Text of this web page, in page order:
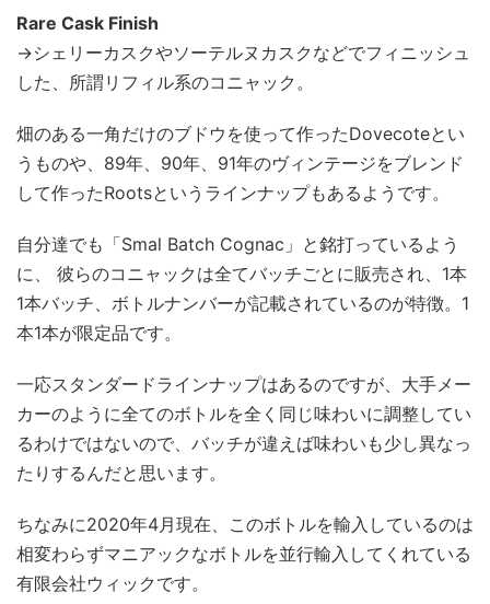
Rare Cask Finish
→シェリーカスクやソーテルヌカスクなどでフィニッシュ
した、所謂リフィル系のコニャック。
畑のある一角だけのブドウを使って作ったDovecoteとい
うものや、89年、90年、91年のヴィンテージをブレンド
して作ったRootsというラインナップもあるようです。
自分達でも「Smal Batch Cognac」と銘打っているよう
に、 彼らのコニャックは全てバッチごとに販売され、1本
1本バッチ、ボトルナンバーが記載されているのが特徴。1
本1本が限定品です。
一応スタンダードラインナップはあるのですが、大手メー
カーのように全てのボトルを全く同じ味わいに調整してい
るわけではないので、バッチが違えば味わいも少し異なっ
たりするんだと思います。
ちなみに2020年4月現在、このボトルを輸入しているのは
相変わらずマニアックなボトルを並行輸入してくれている
有限会社ウィックです。